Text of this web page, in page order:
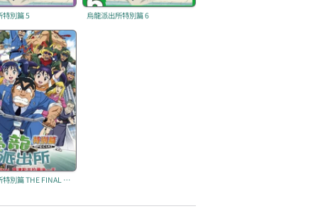
特別篇 5 烏龍派出所特別篇 6
烏龍派出所特別篇 THE FINAL 兩津勘吉的最後一天